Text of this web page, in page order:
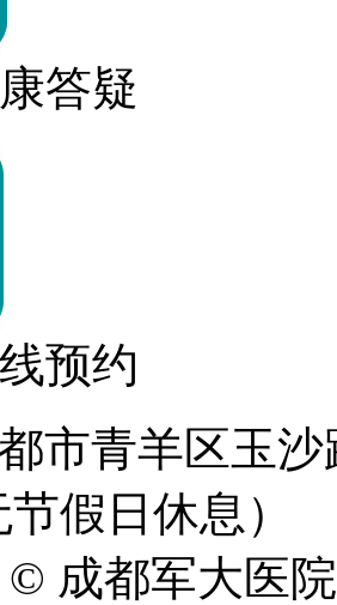
答疑
预约
市青羊区玉
假日休息）
© 成都军大医